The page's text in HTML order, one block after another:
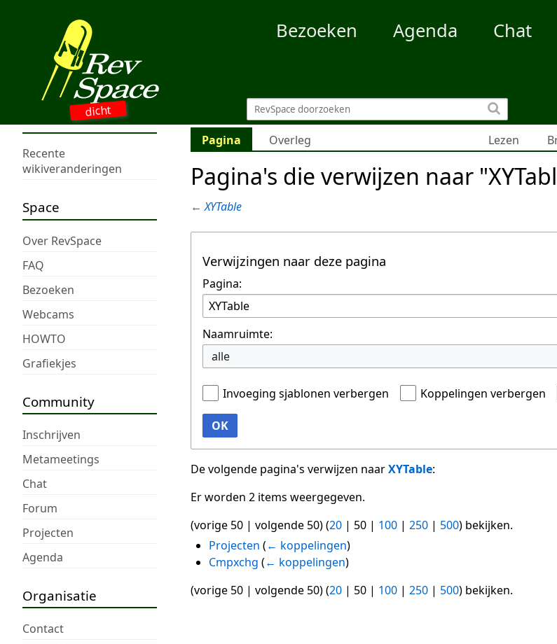
dicht
Bezoeken Agenda Chat
Recente
wikiveranderingen
Space
Over RevSpace
FAQ
Bezoeken
Webcams
HOWTO
Grafiekjes
Community
Inschrijven
Metameetings
Chat
Forum
Projecten
Agenda
Organisatie
Contact
Pagina Overleg Lezen
Pagina's die verwijzen naar
←XYTable
Verwijzingen naar deze pagina
Pagina:
Naamruimte:
alle
Invoeging sjablonen verbergen Koppelingen verbergen
OK
De volgende pagina's verwijzen naarXYTable:
Er worden 2 items weergegeven.
(vorige 50 | volgende 50) (20 | 50 | 100 | 250 | 500) bekijken.
Projecten (← koppelingen)
Cmpxchg (← koppelingen)
(vorige 50 | volgende 50) (20 | 50 | 100 | 250 | 500) bekijken.